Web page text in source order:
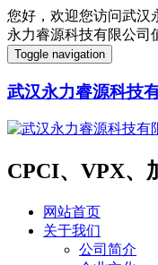
您好，欢迎您访问武汉
永力睿源科技有限公司
Toggle navigation
武汉永力睿源科技
CPCI、VPX、
网站首页
关于我们
公司简介